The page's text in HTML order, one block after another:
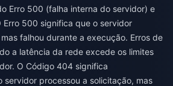
Erro 500 (falha interna do servidor) e
Erro 500 significa que o servidor
falhou durante a execução. Erros de
a latência da rede excede os limites
O Código 404 significa
servidor processou a solicitação, mas